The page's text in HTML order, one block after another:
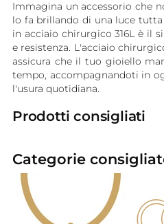
Immagina un accessorio che
lo fa brillando di una luce
in acciaio chirurgico 316L è il
e resistenza. L'acciaio
assicura che il tuo gioiello
tempo, accompagnandoti in
l'usura quotidiana.
Prodotti consigliati
Categorie